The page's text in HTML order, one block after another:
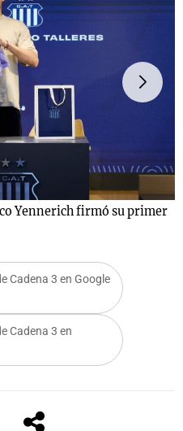
Yennerich firmó su primer
Cadena 3 en Google
Cadena 3 en